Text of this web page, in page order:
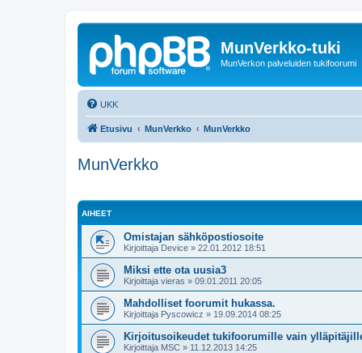
MunVerkko-tuki
MunVerkon palveluiden tukifoorumi
UKK
Etusivu MunVerkko MunVerkko
MunVerkko
AIHEET
Omistajan sähköpostiosoite
Kirjoittaja Device » 22.01.2012 18:51
Miksi ette ota uusia3
Kirjoittaja vieras » 09.01.2011 20:05
Mahdolliset foorumit hukassa.
Kirjoittaja Pyscowicz » 19.09.2014 08:25
Kirjoitusoikeudet tukifoorumille vain
Kirjoittaja MSC » 11.12.2013 14:25